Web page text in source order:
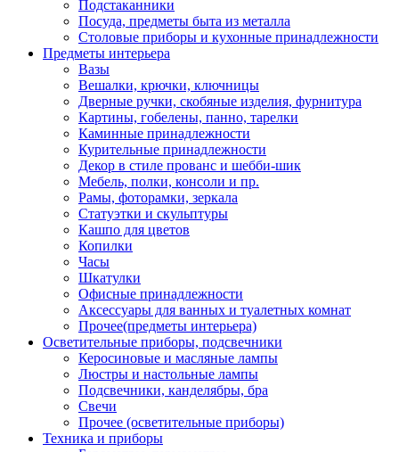
Подстаканники
Посуда, предметы быта из металла
Столовые приборы и кухонные принадлежности
Предметы интерьера
Вазы
Вешалки, крючки, ключницы
Дверные ручки, скобяные изделия, фурнитура
Картины, гобелены, панно, тарелки
Каминные принадлежности
Курительные принадлежности
Декор в стиле прованс и шебби-шик
Мебель, полки, консоли и пр.
Рамы, фоторамки, зеркала
Статуэтки и скульптуры
Кашпо для цветов
Копилки
Часы
Шкатулки
Офисные принадлежности
Аксессуары для ванных и туалетных комнат
Прочее(предметы интерьера)
Осветительные приборы, подсвечники
Керосиновые и масляные лампы
Люстры и настольные лампы
Подсвечники, канделябры, бра
Свечи
Прочее (осветительные приборы)
Техника и приборы